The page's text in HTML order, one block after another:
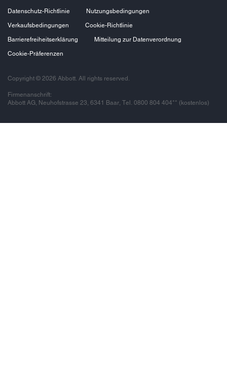
Datenschutz-Richtlinie
Nutzungsbedingungen
Verkaufsbedingungen
Cookie-Richtlinie
Barrierefreiheitserklärung
Mitteilung zur Datenverordnung
Cookie-Präferenzen
Copyright © 2026 Abbott. All rights reserved.
Firmenanschrift:
Abbott AG, Neuhofstrasse 23, 6341 Baar, Tel. 0800 804 404** (kostenlos)